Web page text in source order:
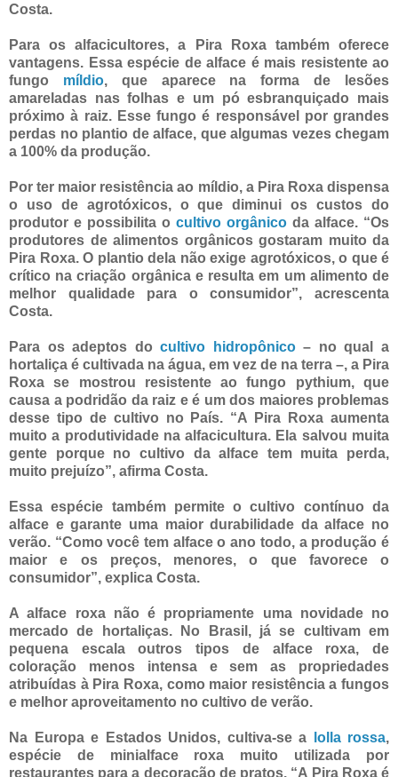
Costa.
Para os alfacicultores, a Pira Roxa também oferece
vantagens. Essa espécie de alface é mais resistente ao
fungo míldio, que aparece na forma de lesões
amareladas nas folhas e um pó esbranquiçado mais
próximo à raiz. Esse fungo é responsável por grandes
perdas no plantio de alface, que algumas vezes chegam
a 100% da produção.
Por ter maior resistência ao míldio, a Pira Roxa dispensa
o uso de agrotóxicos, o que diminui os custos do
produtor e possibilita o cultivo orgânico da alface. “Os
produtores de alimentos orgânicos gostaram muito da
Pira Roxa. O plantio dela não exige agrotóxicos, o que é
crítico na criação orgânica e resulta em um alimento de
melhor qualidade para o consumidor”, acrescenta
Costa.
Para os adeptos docultivo hidropônico– no qual a
hortaliça é cultivada na água, em vez de na terra –, a Pira
Roxa se mostrou resistente ao fungo pythium, que
causa a podridão da raiz e é um dos maiores problemas
desse tipo de cultivo no País. “A Pira Roxa aumenta
muito a produtividade na alfacicultura. Ela salvou muita
gente porque no cultivo da alface tem muita perda,
muito prejuízo”, afirma Costa.
Essa espécie também permite o cultivo contínuo da
alface e garante uma maior durabilidade da alface no
verão. “Como você tem alface o ano todo, a produção é
maior e os preços, menores, o que favorece o
consumidor”, explica Costa.
A alface roxa não é propriamente uma novidade no
mercado de hortaliças. No Brasil, já se cultivam em
pequena escala outros tipos de alface roxa, de
coloração menos intensa e sem as propriedades
atribuídas à Pira Roxa, como maior resistência a fungos
e melhor aproveitamento no cultivo de verão.
Na Europa e Estados Unidos, cultiva-se a lolla rossa,
espécie de minialface roxa muito utilizada por
restaurantes para a decoração de pratos. “A Pira Roxa é